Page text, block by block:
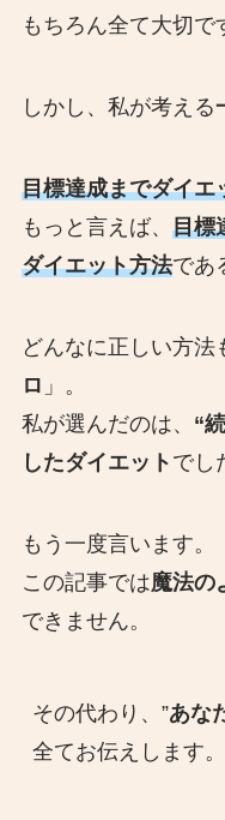
もちろん全て大切で
しかし、私が考える
目標達成までダイエ
もっと言えば、 目標
ダイエット方法であ
どんなに正しい方法
ロ 」。
私が選んだのは、 “
したダイエット でし
もう一度言います。
この記事では魔法の
できません。
その代わり、”あな
全てお伝えします。